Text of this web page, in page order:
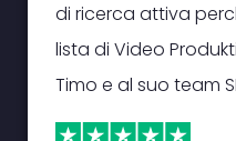
di ricerca attiva
lista di Video
Timo e al suo team